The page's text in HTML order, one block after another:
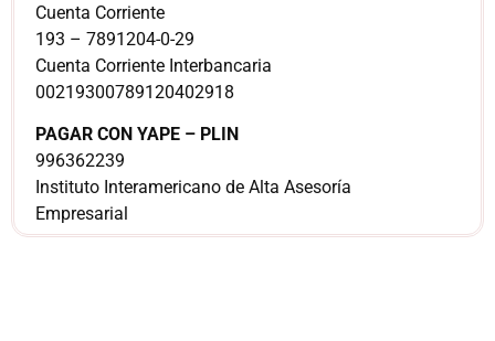
Cuenta Corriente
193 – 7891204-0-29
Cuenta Corriente Interbancaria
00219300789120402918
PAGAR CON YAPE – PLIN
996362239
Instituto Interamericano de Alta Asesoría
Empresarial